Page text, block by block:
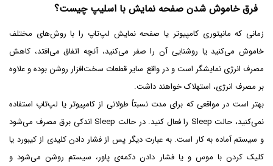
فرق خاموش شدن صفحه نمایش با اسلیپ چیست؟
زمانی که مانیتوری کامپیوتر یا صفحه نمایش لپ‌تاپ را با روش‌های مختلف
خاموش می‌کنید یا روشنایی آن را صفر می‌کنید، آنچه اتفاق می‌افتد، کاهش
مصرف انرژی نمایشگر است و در واقع سایر قطعات سخت‌افزار روشن بوده و علاوه
بر مصرف انرژی، استهلاک خواهند داشت.
بهتر است در مواقعی که برای مدت نسبتاً طولانی از کامپیوتر یا لپ‌تاپ استفاده
نمی‌کنید، حالت Sleep را فعال کنید. در حالت Sleep اندکی برق مصرف می‌شود
و سیستم آماده به کار است. به عبارت دیگر پس از فشار دادن کلیدی از کیبورد یا
کلیک کردن با موس و یا فشار دادن دکمه‌ی پاور، سیستم روشن می‌شود و